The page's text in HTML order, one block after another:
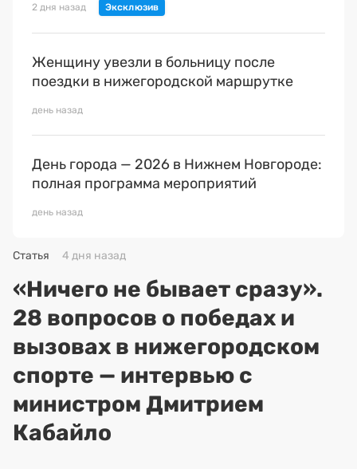
2 дня назад
Женщину увезли в больницу после
поездки в нижегородской маршрутке
день назад
День города — 2026 в Нижнем Новгороде:
полная программа мероприятий
день назад
Статья 4 дня назад
«Ничего не бывает сразу».
28 вопросов о победах и
вызовах в нижегородском
спорте — интервью с
министром Дмитрием
Кабайло